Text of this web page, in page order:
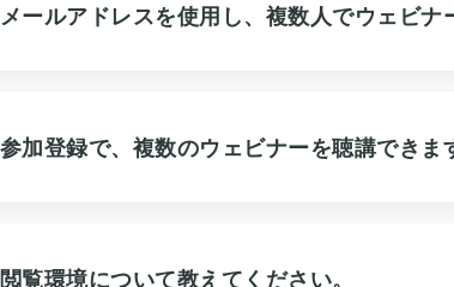
ールアドレスを使用し、複数人でウェビナ
加登録で、複数のウェビナーを聴講できま
覧環境について教えてください。